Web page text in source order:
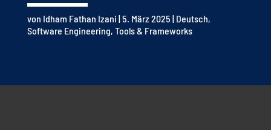
von Idham Fathan Izani |5. März 2025 | Deutsch,
Software Engineering, Tools & Frameworks